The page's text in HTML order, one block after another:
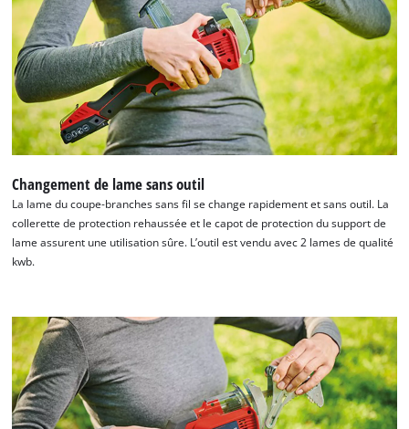
Nous avons besoin de ton accord pour
pouvoir charger Google Maps !
Changement de lame sans outil
La lame du coupe-branches sans fil se change rapidement et sans outil. La
collerette de protection rehaussée et le capot de protection du support de
lame assurent une utilisation sûre. L’outil est vendu avec 2 lames de qualité
kwb.